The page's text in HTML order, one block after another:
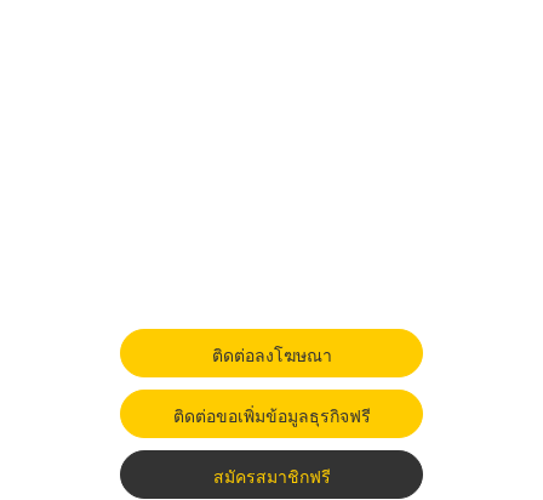
ติดต่อลงโฆษณา
ติดต่อขอเพิ่มข้อมูลธุรกิจฟรี
สมัครสมาชิกฟรี